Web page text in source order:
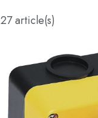
27 article(s)